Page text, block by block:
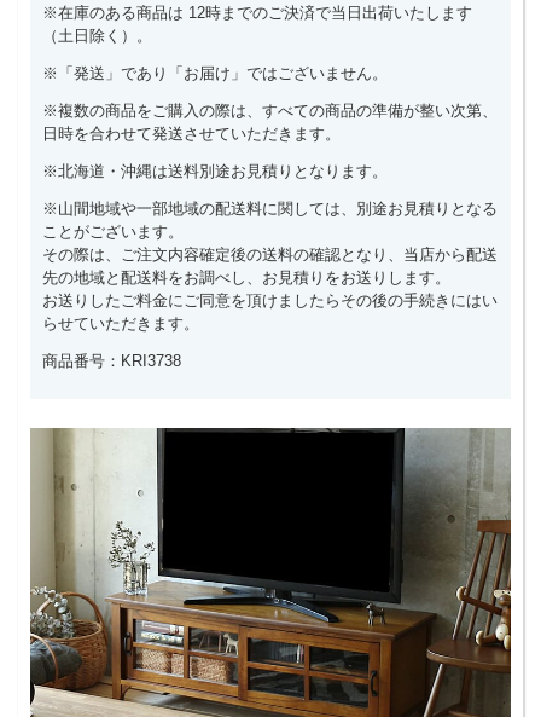
※在庫のある商品は 12時までのご決済で当日出荷いたします
（土日除く）。
※「発送」であり「お届け」ではございません。
※複数の商品をご購入の際は、すべての商品の準備が整い次第、
日時を合わせて発送させていただきます。
※北海道・沖縄は送料別途お見積りとなります。
※山間地域や一部地域の配送料に関しては、別途お見積りとなる
ことがございます。
その際は、ご注文内容確定後の送料の確認となり、当店から配送
先の地域と配送料をお調べし、お見積りをお送りします。
お送りしたご料金にご同意を頂けましたらその後の手続きにはい
らせていただきます。
商品番号：KRI3738